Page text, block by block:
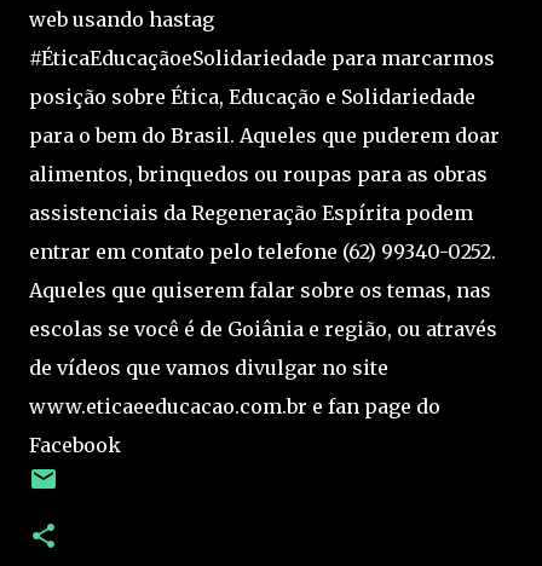
web usando hastag
#ÉticaEducaçãoeSolidariedade para marcarmos
posição sobre Ética, Educação e Solidariedade
para o bem do Brasil. Aqueles que puderem doar
alimentos, brinquedos ou roupas para as obras
assistenciais da Regeneração Espírita podem
entrar em contato pelo telefone (62) 99340-0252.
Aqueles que quiserem falar sobre os temas, nas
escolas se você é de Goiânia e região, ou através
de vídeos que vamos divulgar no site
www.eticaeeducacao.com.br e fan page do
Facebook